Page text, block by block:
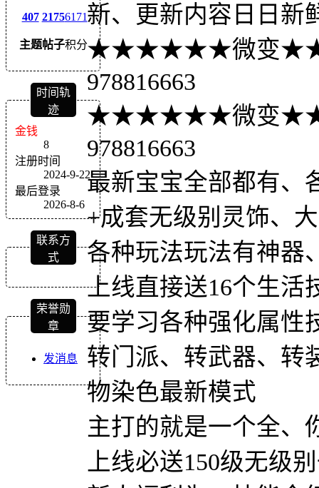
407
主题
2175
帖子
6171
积分
时间轨
迹
金钱
8
注册时间
2024-9-22
最后登录
2026-8-6
联系方
式
荣誉勋
章
发消息
新、更新内容日日新
★★★★★★微变
978816663
★★★★★★微变
978816663
最新宝宝全部都有、
+成套无级别灵饰、
各种玩法玩法有神器
上线直接送16个生活
要学习各种强化属性
转门派、转武器、转
物染色最新模式
主打的就是一个全、
上线必送150级无级